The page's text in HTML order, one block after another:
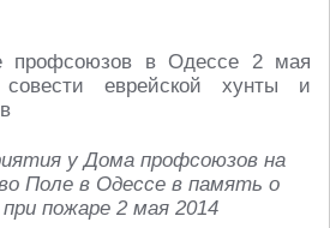
у Дома профсоюзов на
Поле в Одессе в память о
пожаре 2 мая 2014